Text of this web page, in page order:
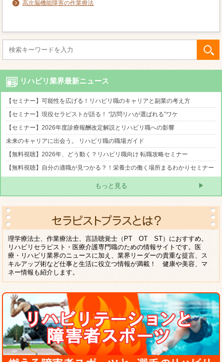
高次脳機能障害の作業療法
リハビリ業界最新ニュース
【セミナー】可能性を広げる！リハビリ職のキャリアと副業の考え方
【セミナー】現役セラピストが語る！ “訪問リハが選ばれる”ワケ
【セミナー】2026年度診療報酬改定解説とリハビリ職への影響
未来のキャリアに出会う。 リハビリ職の職場ガイド
【無料視聴】2026年、どう動く？リハビリ職向け 転職攻略セミナー
【無料視聴】自分の適職が見つかる？！栄養士の働く場所まるわかりセミナー
もっと見る
理学療法士、作業療法士、言語聴覚士（PT OT ST）におすすめ。
リハビリセラピスト・医療介護専門職のための情報サイトです。医
療・リハビリ業界のニュースに加え、業界リーダーの貴重な提言、ス
キルアップ術など仕事と生活に役立つ情報が満載！ 健康や美容、マ
ネー情報も紹介します。